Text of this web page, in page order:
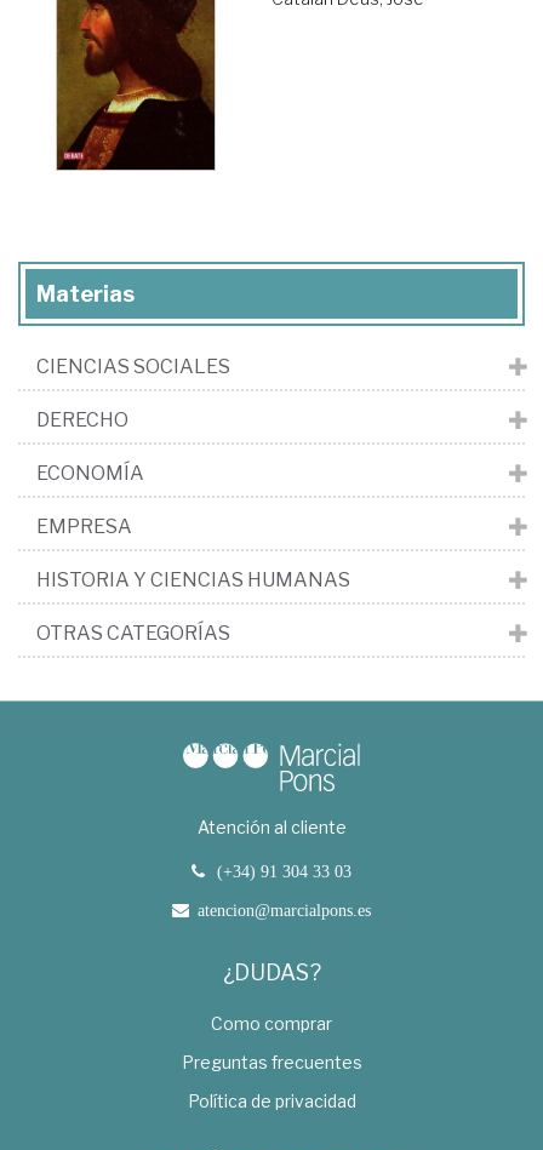
Materias
CIENCIAS SOCIALES
DERECHO
ECONOMÍA
EMPRESA
HISTORIA Y CIENCIAS HUMANAS
OTRAS CATEGORÍAS
Atención al cliente
(+34) 91 304 33 03
atencion@marcialpons.es
¿DUDAS?
Como comprar
Preguntas frecuentes
Política de privacidad